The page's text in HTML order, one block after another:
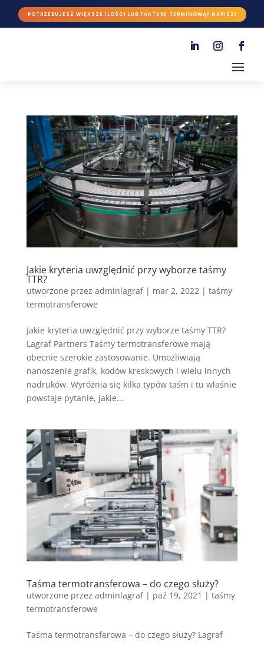
POTRZEBUJESZ WIĘKSZE ILOŚCI LUB FAKTURĘ TERMINOWĄ? NAPISZ!
Jakie kryteria uwzględnić przy wyborze taśmy
TTR?
utworzone przez adminlagraf| mar 2, 2022| taśmy
termotransferowe
Jakie kryteria uwzględnić przy wyborze taśmy TTR?
Lagraf Partners Taśmy termotransferowe mają
obecnie szerokie zastosowanie. Umożliwiają
nanoszenie grafik, kodów kreskowych i wielu innych
nadruków. Wyróżnia się kilka typów taśm i tu właśnie
powstaje pytanie, jakie...
Taśma termotransferowa – do czego służy?
utworzone przez adminlagraf| paź 19, 2021 | taśmy
termotransferowe
Taśma termotransferowa – do czego służy? Lagraf